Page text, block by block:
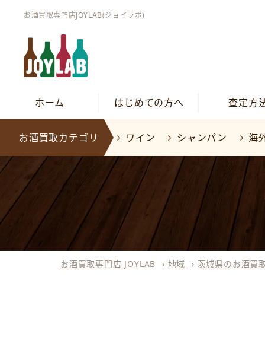
お酒買取専門店JOYLAB(ジョイラボ)
ホーム はじめての方へ 査定方
お酒買取カテゴリ ワイン シャンパン 海
お酒買取専門店 JOYLAB › 地域 › 茨城県のお酒買